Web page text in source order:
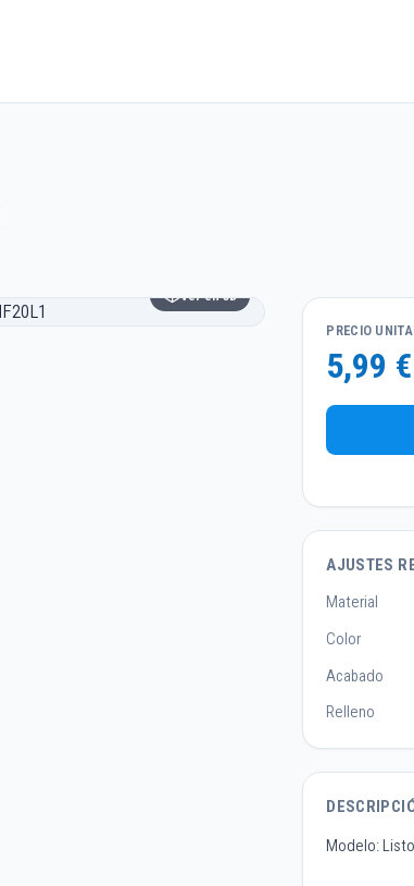
Ver en 3D
PRECIO
5,99 €
AJUSTES
Material
Color
Acabado
Relleno
Modelo: